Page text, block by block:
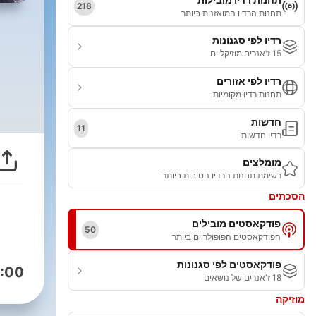
תחנות הרדיו המואזנות ביותר
218
רדיו לפי סגנונות
15 ז'אנרים מוזיקליים
רדיו לפי אזורים
תחנות רדיו מקומיות
חדשות
רדיו חדשות
11
מומלצים
רשימת תחנות הרדיו הטובות ביותר
הסכתים
פודקאסטים מובילים
הפודקאסטים הפופולריים ביותר
50
פודקאסטים לפי סגנונות
18 ז'אנרים של נושאים
מוזיקה